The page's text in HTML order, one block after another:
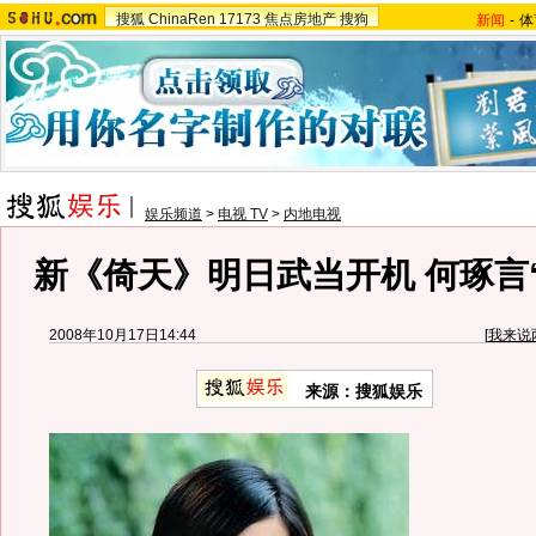
搜狐 ChinaRen 17173 焦点房地产 搜狗 新闻 -
娱乐频道 > 电视 TV > 内地电视
新《倚天》明日武当开机 何琢
2008年10月17日14:44 [我来说
来源：搜狐娱乐